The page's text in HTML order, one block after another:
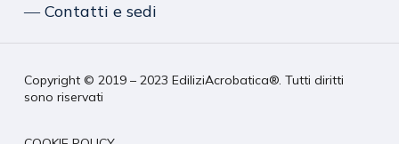
― Contatti e sedi
Copyright © 2019 – 2023 EdiliziAcrobatica®. Tutti diritti
sono riservati